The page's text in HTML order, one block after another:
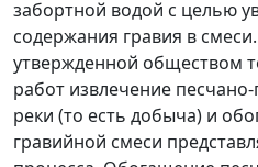
забортной водой с целью
содержания гравия в
утвержденной обществом
работ извлечение
реки (то есть добыча) и
гравийной смеси